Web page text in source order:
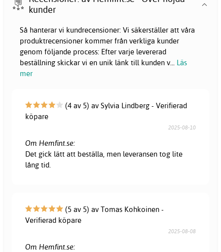
kunder
Så hanterar vi kundrecensioner: Vi säkerställer att våra
produktrecensioner kommer från verkliga kunder
genom följande process: Efter varje levererad
beställning skickar vi en unik länk till kunden v... Läs
mer
(4 av 5) av Sylvia Lindberg - Verifierad
köpare
2025-08-10
Om Hemfint.se:
Det gick lätt att beställa, men leveransen tog lite
lång tid.
(5 av 5) av Tomas Kohkoinen -
Verifierad köpare
2025-08-08
Om Hemfint.se: